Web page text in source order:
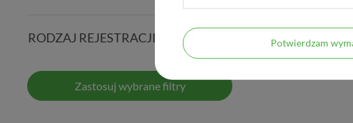
RODZAJ REJESTRACJI
Zastosuj wybrane filtry
Potwierdzam